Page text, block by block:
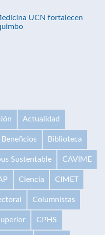
UCN fortalecen
Actualidad
Beneficios Biblioteca
Sustentable CAVIME
Ciencia CIMET
Columnistas
CPHS